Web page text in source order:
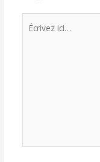
Écrivez